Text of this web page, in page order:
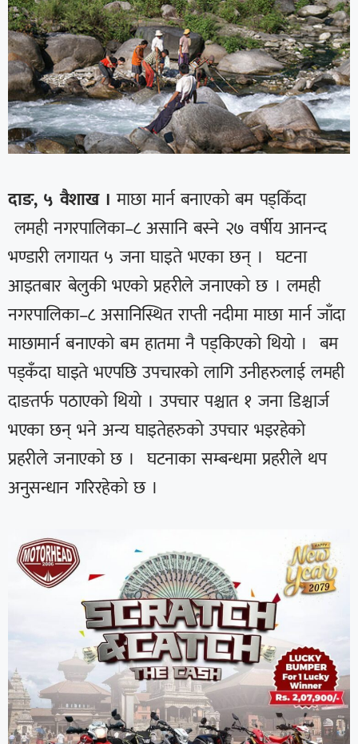
दाङ, ५ वैशाख । माछा मार्न बनाएको बम पड्किँदा
लमही नगरपालिका–८ असानि बस्ने २७ वर्षीय आनन्द
भण्डारी लगायत ५ जना घाइते भएका छन् । घटना
आइतबार बेलुकी भएको प्रहरीले जनाएको छ । लमही
नगरपालिका–८ असानिस्थित राप्ती नदीमा माछा मार्न जाँदा
माछामार्न बनाएको बम हातमा नै पड्किएको थियो । बम
पड्कँदा घाइते भएपछि उपचारको लागि उनीहरुलाई लमही
दाङतर्फ पठाएको थियो । उपचार पश्चात १ जना डिश्चार्ज
भएका छन् भने अन्य घाइतेहरुको उपचार भइरहेको
प्रहरीले जनाएको छ । घटनाका सम्बन्धमा प्रहरीले थप
अनुसन्धान गरिरहेको छ ।